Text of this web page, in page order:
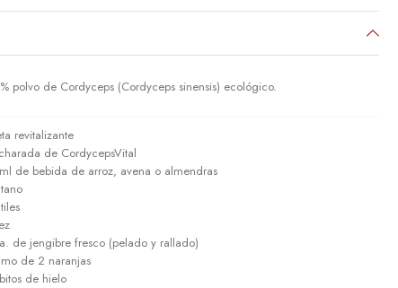
polvo de Cordyceps (Cordyceps sinensis) ecológico.
revitalizante
de CordycepsVital
de bebida de arroz, avena o almendras
de jengibre fresco (pelado y rallado)
de 2 naranjas
de hielo